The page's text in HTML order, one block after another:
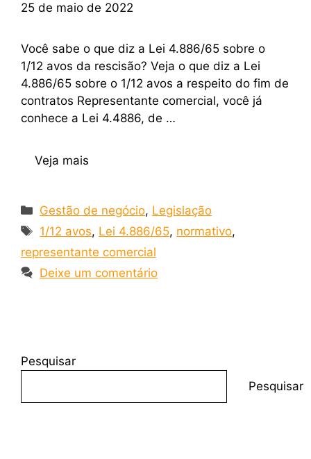
25 de maio de 2022
Você sabe o que diz a Lei 4.886/65 sobre o
1/12 avos da rescisão? Veja o que diz a Lei
4.886/65 sobre o 1/12 avos a respeito do fim de
contratos Representante comercial, você já
conhece a Lei 4.4886, de …
Veja mais
Gestão de negócio, Legislação
1/12 avos, Lei 4.886/65, normativo,
representante comercial
Deixe um comentário
Pesquisar
Pesquisar